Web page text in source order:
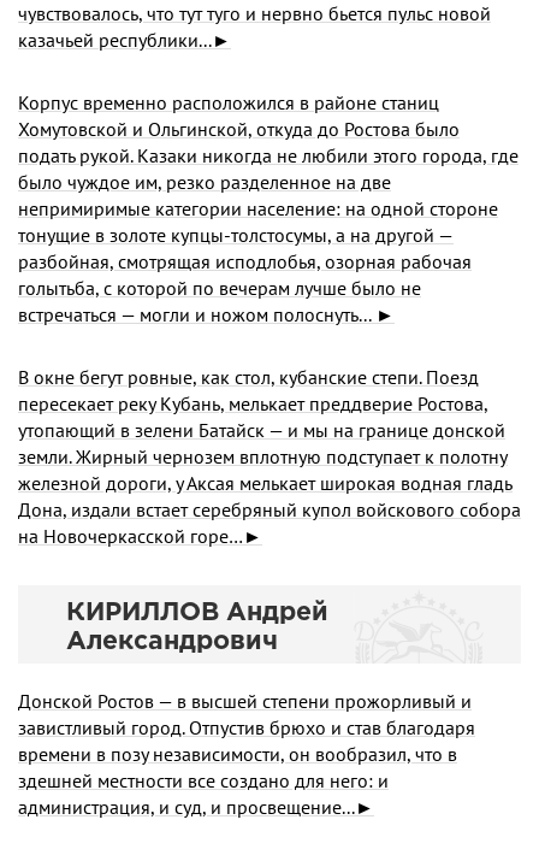
чувствовалось, что тут туго и нервно бьется пульс новой
казачьей республики...►
Корпус временно расположился в районе станиц
Хомутовской и Ольгинской, откуда до Ростова было
подать рукой. Казаки никогда не любили этого города, где
было чуждое им, резко разделенное на две
непримиримые категории население: на одной стороне
тонущие в золоте купцы-толстосумы, а на другой —
разбойная, смотрящая исподлобья, озорная рабочая
голытьба, с которой по вечерам лучше было не
встречаться — могли и ножом полоснуть... ►
В окне бегут ровные, как стол, кубанские степи. Поезд
пересекает реку Кубань, мелькает преддверие Ростова,
утопающий в зелени Батайск — и мы на границе донской
земли. Жирный чернозем вплотную подступает к полотну
железной дороги, у Аксая мелькает широкая водная гладь
Дона, издали встает серебряный купол войскового собора
на Новочеркасской горе…►
КИРИЛЛОВ Андрей
Александрович
Донской Ростов — в высшей степени прожорливый и
завистливый город. Отпустив брюхо и став благодаря
времени в позу независимости, он вообразил, что в
здешней местности все создано для него: и
администрация, и суд, и просвещение...►